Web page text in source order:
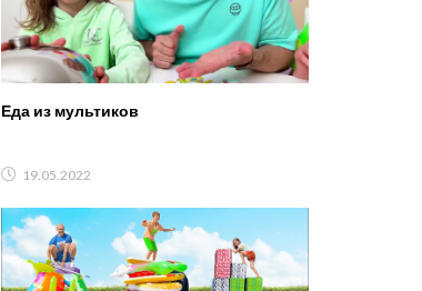
Еда из мультиков
19.05.2022